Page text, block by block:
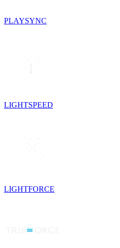
PLAYSYNC
LIGHTSPEED
LIGHTFORCE